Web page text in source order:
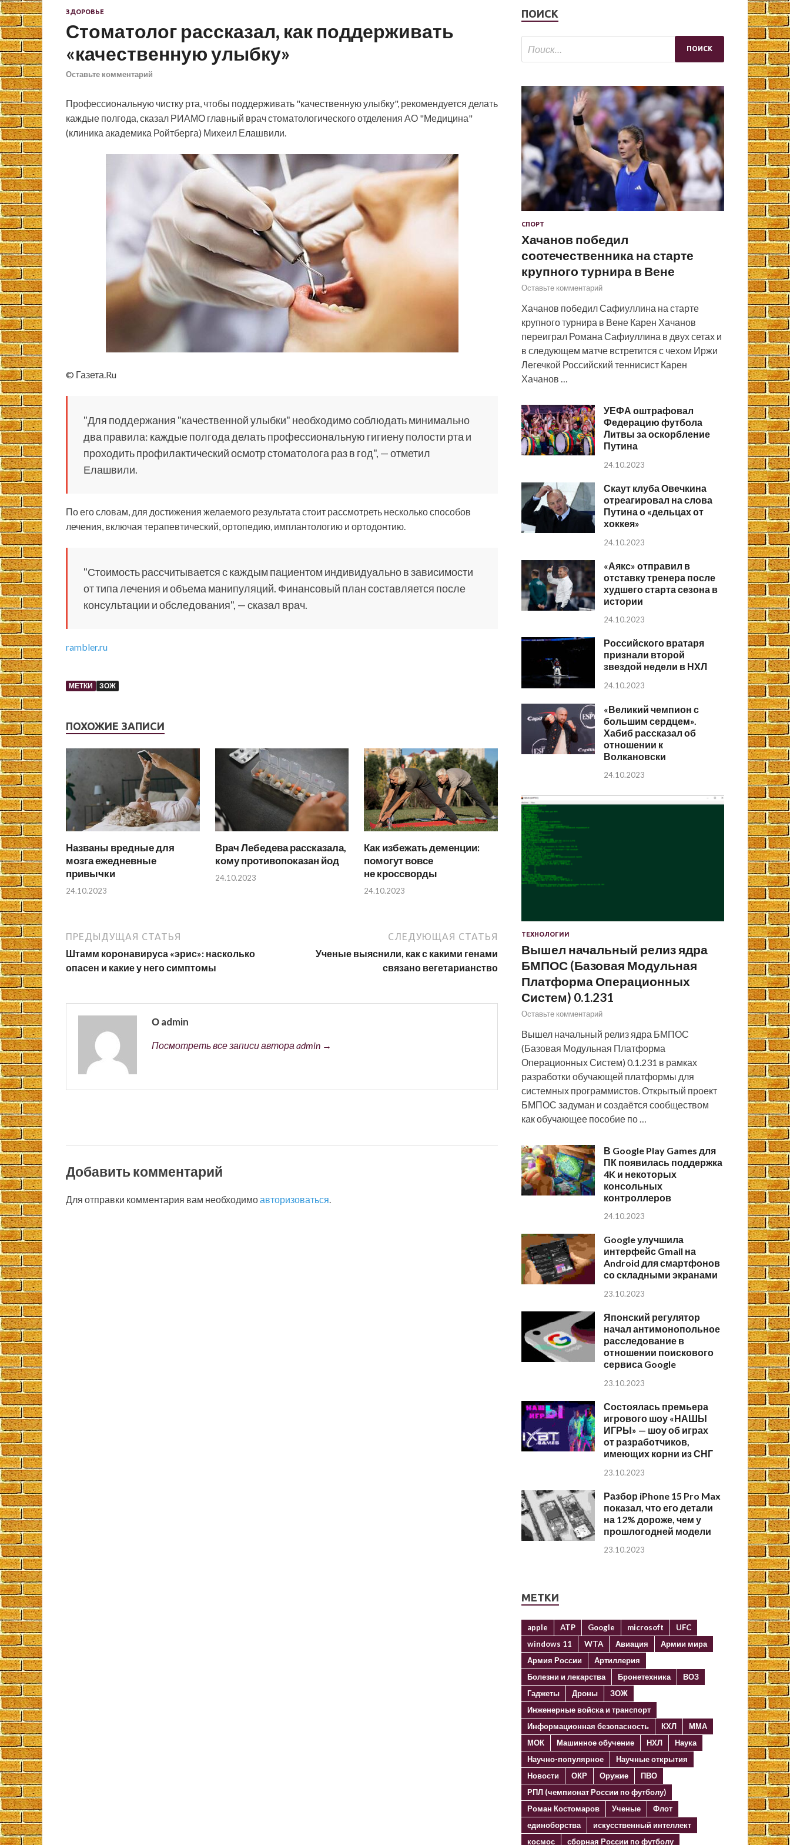
ЗДОРОВЬЕ
Стоматолог рассказал, как поддерживать
«качественную улыбку»
Оставьте комментарий
Профессиональную чистку рта, чтобы поддерживать "качественную улыбку", рекомендуется делать
каждые полгода, сказал РИАМО главный врач стоматологического отделения АО "Медицина"
(клиника академика Ройтберга) Михеил Елашвили.
© Газета.Ru
"Для поддержания "качественной улыбки" необходимо соблюдать минимально
два правила: каждые полгода делать профессиональную гигиену полости рта и
проходить профилактический осмотр стоматолога раз в год", — отметил
Елашвили.
По его словам, для достижения желаемого результата стоит рассмотреть несколько способов
лечения, включая терапевтический, ортопедию, имплантологию и ортодонтию.
"Стоимость рассчитывается с каждым пациентом индивидуально в зависимости
от типа лечения и объема манипуляций. Финансовый план составляется после
консультации и обследования", — сказал врач.
rambler.ru
МЕТКИ ЗОЖ
ПОХОЖИЕ ЗАПИСИ
Названы вредные для
мозга ежедневные
привычки
24.10.2023
Врач Лебедева рассказала,
кому противопоказан йод
24.10.2023
Как избежать деменции:
помогут вовсе
не кроссворды
24.10.2023
ПРЕДЫДУЩАЯ СТАТЬЯ
Штамм коронавируса «эрис»: насколько
опасен и какие у него симптомы
СЛЕДУЮЩАЯ СТАТЬЯ
Ученые выяснили, как с какими генами
связано вегетарианство
О admin
Посмотреть все записи автора admin →
Добавить комментарий
Для отправки комментария вам необходимоавторизоваться.
ПОИСК
СПОРТ
Хачанов победил
соотечественника на старте
крупного турнира в Вене
Оставьте комментарий
Хачанов победил Сафиуллина на старте
крупного турнира в Вене Карен Хачанов
переиграл Романа Сафиуллина в двух сетах и
в следующем матче встретится с чехом Иржи
Легечкой Российский теннисист Карен
Хачанов …
УЕФА оштрафовал
Федерацию футбола
Литвы за оскорбление
Путина
24.10.2023
Скаут клуба Овечкина
отреагировал на слова
Путина о «дельцах от
хоккея»
24.10.2023
«Аякс» отправил в
отставку тренера после
худшего старта сезона в
истории
24.10.2023
Российского вратаря
признали второй
звездой недели в НХЛ
24.10.2023
«Великий чемпион с
большим сердцем».
Хабиб рассказал об
отношении к
Волкановски
24.10.2023
ТЕХНОЛОГИИ
Вышел начальный релиз ядра
БМПОС (Базовая Модульная
Платформа Операционных
Систем) 0.1.231
Оставьте комментарий
Вышел начальный релиз ядра БМПОС
(Базовая Модульная Платформа
Операционных Систем) 0.1.231 в рамках
разработки обучающей платформы для
системных программистов. Открытый проект
БМПОС задуман и создаётся сообществом
как обучающее пособие по …
В Google Play Games для
ПК появилась поддержка
4K и некоторых
консольных
контроллеров
24.10.2023
Google улучшила
интерфейс Gmail на
Android для смартфонов
со складными экранами
23.10.2023
Японский регулятор
начал антимонопольное
расследование в
отношении поискового
сервиса Google
23.10.2023
Состоялась премьера
игрового шоу «НАШЫ
ИГРЫ» — шоу об играх
от разработчиков,
имеющих корни из СНГ
23.10.2023
Разбор iPhone 15 Pro Max
показал, что его детали
на 12% дороже, чем у
прошлогодней модели
23.10.2023
МЕТКИ
apple ATP Google microsoft
UFC
windows 11
WTA Авиация
Армии мира
Армия России
Артиллерия
Болезни и лекарства
Бронетехника
ВОЗ
Гаджеты
Дроны
ЗОЖ
Инженерные войска и транспорт
Информационная безопасность
КХЛ
ММА
МОК
Машинное обучение НХЛ
Наука
Научно-популярное
Научные открытия
Новости
ОКР Оружие
ПВО
РПЛ (чемпионат России по футболу)
Роман Костомаров
Ученые
Флот
единоборства
искусственный интеллект
космос
сборная России по футболу